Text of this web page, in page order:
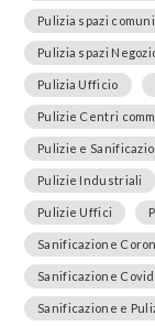
Pulizia spazi
Pulizia spazi
Pulizia Ufficio
Pulizie Centri
Pulizie e
Pulizie Industriali
Pulizie Uffici
Sanificazione
Sanificazione
Sanificazione e